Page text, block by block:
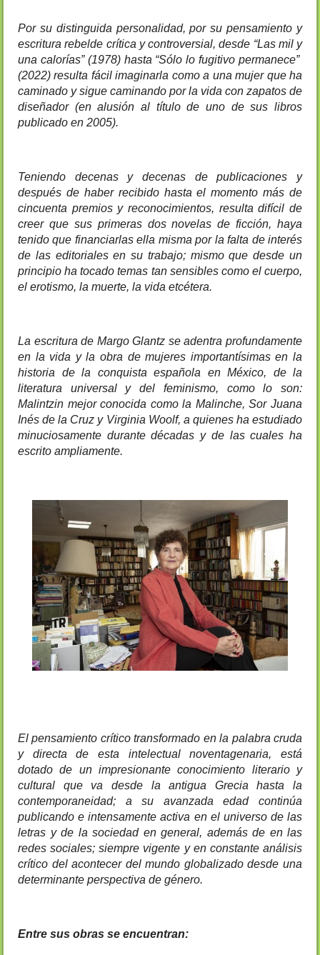
Por su distinguida personalidad, por su pensamiento y
escritura rebelde crítica y controversial, desde “Las mil y
una calorías” (1978) hasta “Sólo lo fugitivo permanece”
(2022) resulta fácil imaginarla como a una mujer que ha
caminado y sigue caminando por la vida con zapatos de
diseñador (en alusión al título de uno de sus libros
publicado en 2005).
Teniendo decenas y decenas de publicaciones y
después de haber recibido hasta el momento más de
cincuenta premios y reconocimientos, resulta difícil de
creer que sus primeras dos novelas de ficción, haya
tenido que financiarlas ella misma por la falta de interés
de las editoriales en su trabajo; mismo que desde un
principio ha tocado temas tan sensibles como el cuerpo,
el erotismo, la muerte, la vida etcétera.
La escritura de Margo Glantz se adentra profundamente
en la vida y la obra de mujeres importantísimas en la
historia de la conquista española en México, de la
literatura universal y del feminismo, como lo son:
Malintzin mejor conocida como la Malinche, Sor Juana
Inés de la Cruz y Virginia Woolf, a quienes ha estudiado
minuciosamente durante décadas y de las cuales ha
escrito ampliamente.
El pensamiento crítico transformado en la palabra cruda
y directa de esta intelectual noventagenaria, está
dotado de un impresionante conocimiento literario y
cultural que va desde la antigua Grecia hasta la
contemporaneidad; a su avanzada edad continúa
publicando e intensamente activa en el universo de las
letras y de la sociedad en general, además de en las
redes sociales; siempre vigente y en constante análisis
crítico del acontecer del mundo globalizado desde una
determinante perspectiva de género.
Entre sus obras se encuentran: